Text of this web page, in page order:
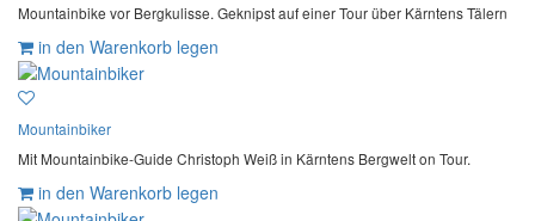
Mountainbike vor Bergkulisse. Geknipst auf einer Tour über Kärntens Tälern
in den Warenkorb legen
Mountainbiker
Mit Mountainbike-Guide Christoph Weiß in Kärntens Bergwelt on Tour.
in den Warenkorb legen